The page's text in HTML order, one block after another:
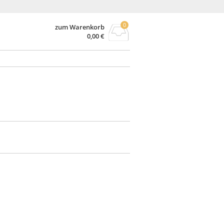
zum Warenkorb
0,00€
0